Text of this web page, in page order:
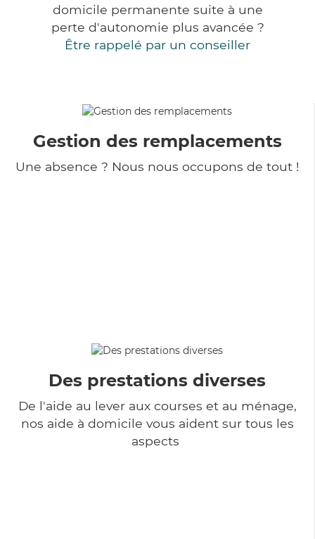
domicile permanente suite à une
perte d'autonomie plus avancée ?
Être rappelé par un conseiller
Gestion des remplacements
Une absence ? Nous nous occupons de tout !
Des prestations diverses
De l'aide au lever aux courses et au ménage,
nos aide à domicile vous aident sur tous les
aspects